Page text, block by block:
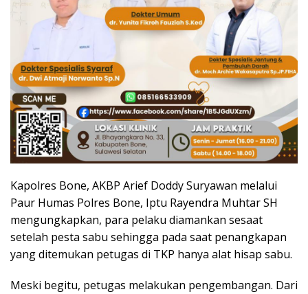
Kapolres Bone, AKBP Arief Doddy Suryawan melalui
Paur Humas Polres Bone, Iptu Rayendra Muhtar SH
mengungkapkan, para pelaku diamankan sesaat
setelah pesta sabu sehingga pada saat penangkapan
yang ditemukan petugas di TKP hanya alat hisap sabu.
Meski begitu, petugas melakukan pengembangan. Dari